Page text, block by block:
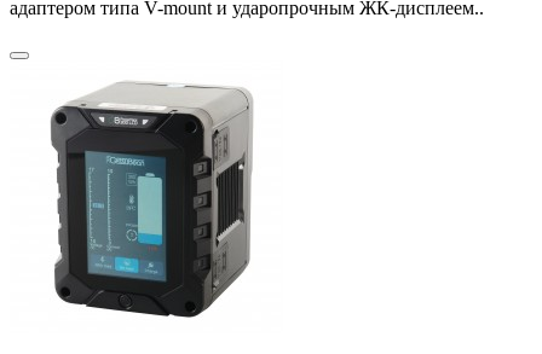
адаптером типа V-mount и ударопрочным ЖК-дисплеем..